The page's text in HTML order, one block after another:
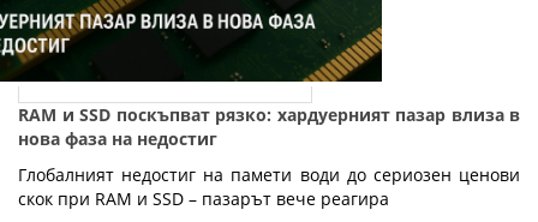
RAM и SSD поскъпват рязко: хардуерният пазар влиза в
нова фаза на недостиг
Глобалният недостиг на памети води до сериозен ценови
скок при RAM и SSD – пазарът вече реагира